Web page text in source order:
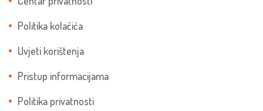
Politika kolačića
Uvjeti korištenja
Pristup informacijama
Politika privatnosti